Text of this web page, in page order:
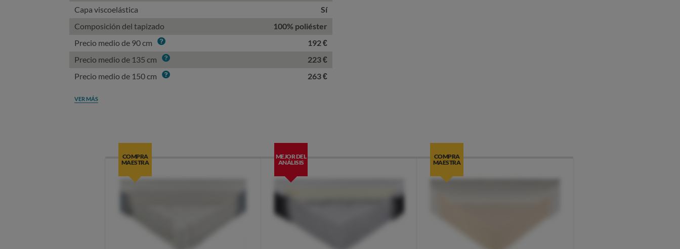
Capa viscoelástica
Sí
Composición del tapizado
100% poliéster
Precio medio de 90 cm Info
192 €
Precio medio de 135 cm Info
223 €
Precio medio de 150 cm Info 263 €
VER MÁS
COMPRA
MAESTRA
MEJOR DEL
ANÁLISIS
COMPRA
MAESTRA